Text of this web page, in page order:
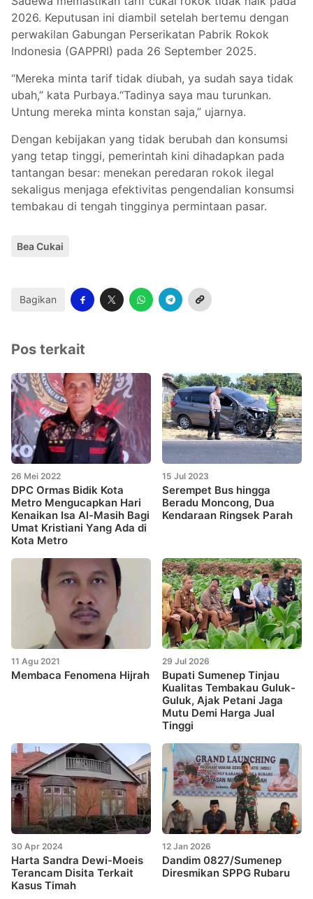
2026. Keputusan ini diambil setelah bertemu dengan
perwakilan Gabungan Perserikatan Pabrik Rokok
Indonesia (GAPPRI) pada 26 September 2025.
“Mereka minta tarif tidak diubah, ya sudah saya tidak
ubah,” kata Purbaya.“Tadinya saya mau turunkan.
Untung mereka minta konstan saja,” ujarnya.
Dengan kebijakan yang tidak berubah dan konsumsi
yang tetap tinggi, pemerintah kini dihadapkan pada
tantangan besar: menekan peredaran rokok ilegal
sekaligus menjaga efektivitas pengendalian konsumsi
tembakau di tengah tingginya permintaan pasar.
Bea Cukai
Bagikan
Pos terkait
26 Mei 2022
DPC Ormas Bidik Kota
Metro Mengucapkan Hari
Kenaikan Isa Al-Masih Bagi
Umat Kristiani Yang Ada di
Kota Metro
15 Jul 2023
Serempet Bus hingga
Beradu Moncong, Dua
Kendaraan Ringsek Parah
11 Agu 2021
Membaca Fenomena Hijrah
29 Jul 2026
Bupati Sumenep Tinjau
Kualitas Tembakau Guluk-
Guluk, Ajak Petani Jaga
Mutu Demi Harga Jual
Tinggi
30 Apr 2024
Harta Sandra Dewi-Moeis
Terancam Disita Terkait
Kasus Timah
12 Jan 2026
Dandim 0827/Sumenep
Diresmikan SPPG Rubaru